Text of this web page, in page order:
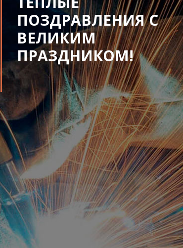
ПОЗДРАВЛЕНИЯ С
ВЕЛИКИМ
ПРАЗДНИКОМ!